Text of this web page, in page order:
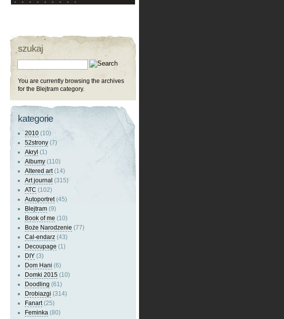
szukaj
You are currently browsing the archives
for the Blejtram category.
kategorie
2010 (10)
52strony (7)
Akryl (1)
Albumy (110)
Altered art(14)
Art journal (315)
ATC (102)
Autoportret(45)
Blejtram (9)
Book of me (10)
Boże Narodzenie (77)
Cal-endarz (43)
Decoupage (1)
DIY (3)
Dom Hani (6)
Domki 2015 (10)
Doodling (61)
Drobiazgi (314)
Fanart(25)
Feminka (80)